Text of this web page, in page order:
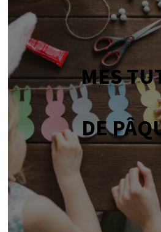
MES
DE